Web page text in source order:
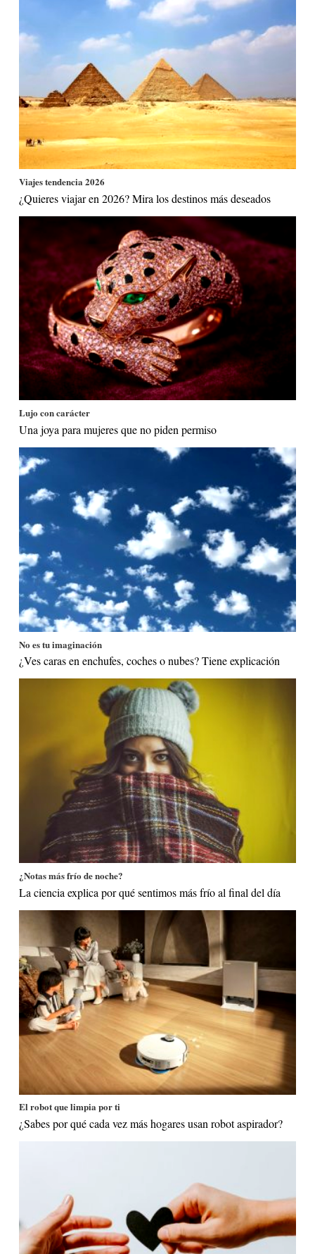
Viajes tendencia 2026
¿Quieres viajar en 2026? Mira los destinos más deseados
Lujo con carácter
Una joya para mujeres que no piden permiso
No es tu imaginación
¿Ves caras en enchufes, coches o nubes? Tiene explicación
¿Notas más frío de noche?
La ciencia explica por qué sentimos más frío al final del día
El robot que limpia por ti
¿Sabes por qué cada vez más hogares usan robot aspirador?